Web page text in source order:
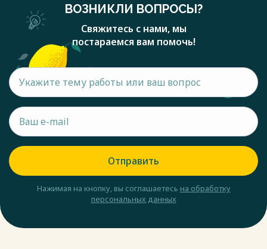
ВОЗНИКЛИ ВОПРОСЫ?
Свяжитесь с нами, мы
постараемся вам помочь!
Отправить
Нажимая на кнопку, вы соглашаетесь на обработку
персональных данных